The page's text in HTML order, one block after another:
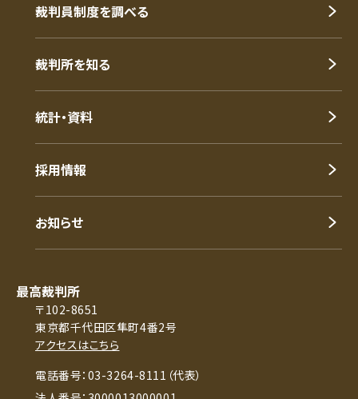
裁判員制度を調べる
裁判所を知る
統計・資料
採用情報
お知らせ
最高裁判所
〒102-8651
東京都千代田区隼町4番2号
アクセスはこちら
電話番号：03-3264-8111（代表）